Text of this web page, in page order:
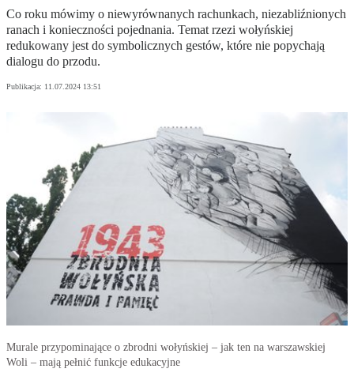
Co roku mówimy o niewyrównanych rachunkach, niezabliźnionych
ranach i konieczności pojednania. Temat rzezi wołyńskiej
redukowany jest do symbolicznych gestów, które nie popychają
dialogu do przodu.
Publikacja: 11.07.2024 13:51
Murale przypominające o zbrodni wołyńskiej – jak ten na warszawskiej
Woli – mają pełnić funkcje edukacyjne